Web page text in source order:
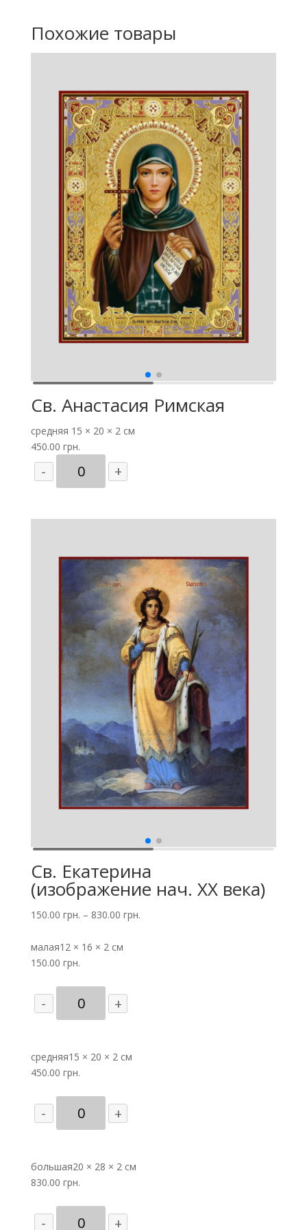
Похожие товары
Св. Анастасия Римская
средняя 15 × 20 × 2 см
450.00 грн.
-
Количество
товара
+
Св. Екатерина
(изображение нач. XX века)
150.00 грн. – 830.00 грн.
малая12 × 16 × 2 см
150.00 грн.
-
Количество
товара
(изображение
нач.
+
средняя15 × 20 × 2 см
450.00 грн.
-
Количество
товара
(изображение
нач.
+
большая20 × 28 × 2 см
830.00 грн.
-
Количество
+